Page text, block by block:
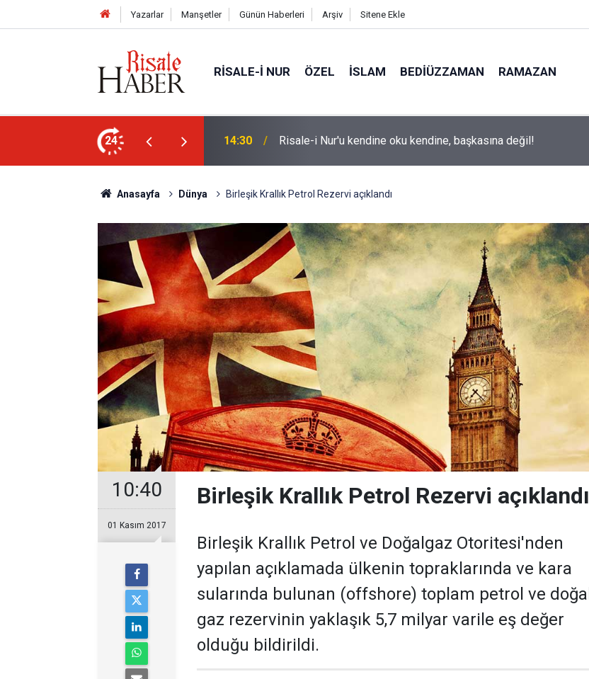
Yazarlar Manşetler Günün Haberleri Arşiv Sitene Ekle
RISALE-I NUR ÖZEL İSLAM BEDIÜZZAMAN RAMAZAN
24
görülecek mi? 14:30 Risale-i Nur'u kendine oku kendine, başkasına değil!
Anasayfa Dünya Birleşik Krallık Petrol Rezervi açıklandı
10:40
01 Kasım 2017
Birleşik Krallık Petrol Rezervi açıklandı
Birleşik Krallık Petrol ve Doğalgaz Otoritesi'nden
yapılan açıklamada ülkenin topraklarında ve kara
sularında bulunan (offshore) toplam petrol ve doğal
gaz rezervinin yaklaşık 5,7 milyar varile eş değer
olduğu bildirildi.